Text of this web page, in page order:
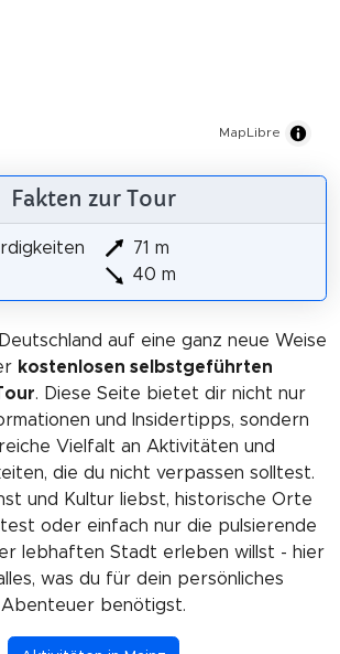
MapLibre
Fakten zur Tour
71 m
40 m
auf eine ganz neue Weise
kostenlosen selbstgeführten
. Diese Seite bietet dir nicht nur
und Insidertipps, sondern
Vielfalt an Aktivitäten und
die du nicht verpassen solltest.
und Kultur liebst, historische Orte
oder einfach nur die pulsierende
lebhaften Stadt erleben willst - hier
was du für dein persönliches
Abenteuer benötigst.